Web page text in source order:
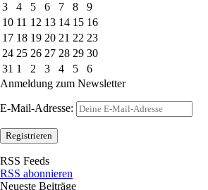
3
4 5 6 7 8
9
10 11 12 13 14 15 16
17 18 19 20 21 22 23
24 25 26 27 28 29 30
31 1 2 3 4 5
6
Anmeldung zum Newsletter
E-Mail-Adresse:
RSS Feeds
RSS abonnieren
Neueste Beiträge